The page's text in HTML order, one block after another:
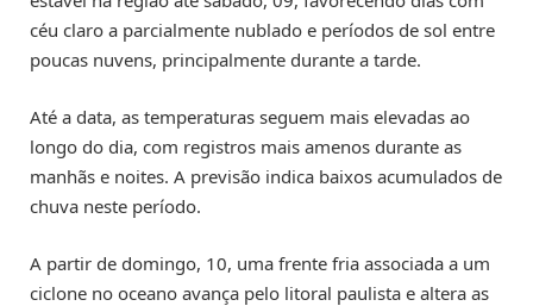
céu claro a parcialmente nublado e períodos de sol entre
poucas nuvens, principalmente durante a tarde.
Até a data, as temperaturas seguem mais elevadas ao
longo do dia, com registros mais amenos durante as
manhãs e noites. A previsão indica baixos acumulados de
chuva neste período.
A partir de domingo, 10, uma frente fria associada a um
ciclone no oceano avança pelo litoral paulista e altera as